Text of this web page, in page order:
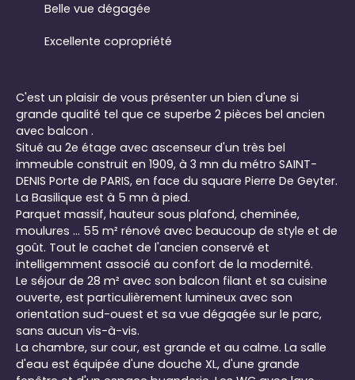
Belle vue dégagée
Excellente copropriété
C'est un plaisir de vous présenter un bien d'une si
grande qualité tel que ce superbe 2 pièces bel ancien
avec balcon .
Situé au 2e étage avec ascenseur d'un très bel
immeuble construit en 1909, à 3 mn du métro SAINT-
DENIS Porte de PARIS, en face du square Pierre De Geyter.
La Basilique est à 5 mn à pied.
Parquet massif, hauteur sous plafond, cheminée,
moulures ... 55 m² rénové avec beaucoup de style et de
goût. Tout le cachet de l'ancien conservé et
intelligemment associé au confort de la modernité.
Le séjour de 28 m² avec son balcon filant et sa cuisine
ouverte, est particulièrement lumineux avec son
orientation sud-ouest et sa vue dégagée sur le parc,
sans aucun vis-à-vis.
La chambre, sur cour, est grande et au calme. La salle
d'eau est équipée d'une douche XL, d'une grande